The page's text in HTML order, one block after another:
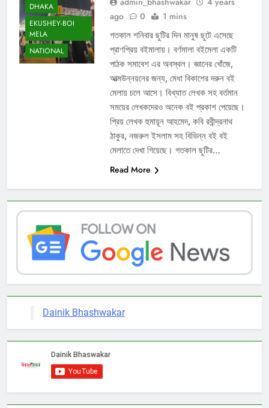
DHAKA
EKUSHEY-BOI
MELA
NATIONAL
ago
0 1 mins
গতকাল শনিবার ছুটির দিন মানুষ ছুটে এসেছে
প্রাণপ্রিয় বইমালায়। বর্ণমালা বইমেলা একটি
পাঠক সমাবেশ এর অবস্থল। জ্ঞানের খোঁজে,
আত্মউন্নয়নের জন্য, মেধা বিকাশের দরুন বই
মেলায় চলে আসে। বিখ্যাত লেখক সহ বর্তমান
সময়ের লেখকদেরও অনেক বই প্রকাশ পেয়েছে।
প্রিয় লেখক হুমায়ূন আহমেদ, কবি রবীন্দ্রনাথ
ঠাকুর, নজরুল ইসলাম সহ বিভিন্ন বই বই
মেলাতে দেখা গিয়েছে। গতকাল ছুটির…
Read More
Dainik Bhashwakar